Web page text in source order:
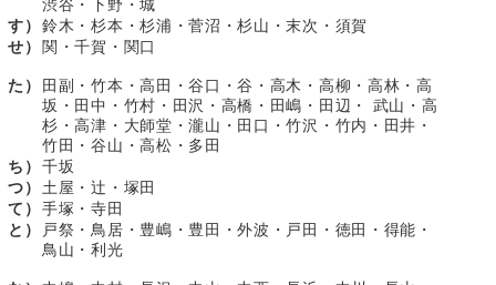
渋谷・下野・城
す） 鈴木・杉本・杉浦・菅沼・杉山・末次・須賀
せ）
関・千賀・関口
た）
田副・竹本・高田・谷口・谷・高木・高柳・高林・高
坂・田中・竹村・田沢・高橋・田嶋・田辺・ 武山・高
杉・高津・大師堂・瀧山・田口・竹沢・竹内・田井・
竹田・谷山・高松・多田
ち） 千坂
つ）
土屋・辻・塚田
て） 手塚・寺田
と）
戸祭・鳥居・豊嶋・豊田・外波・戸田・徳田・得能・
鳥山・利光